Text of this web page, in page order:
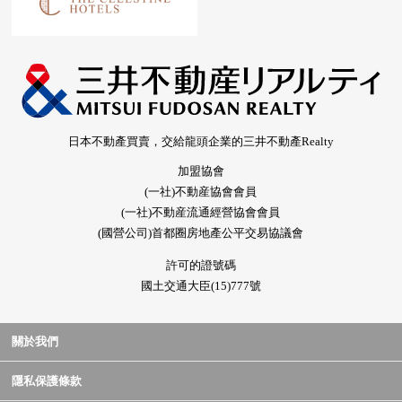
日本不動產買賣，交給龍頭企業的三井不動產Realty
加盟協會
(一社)不動産協會會員
(一社)不動産流通經營協會會員
(國營公司)首都圈房地產公平交易協議會
許可的證號碼
國土交通大臣(15)777號
關於我們
隱私保護條款